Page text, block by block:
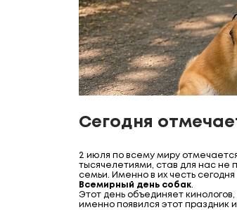
Сегодня
2 июля по всему миру
тысячелетиями, став для нас не
семьи. Именно в их честь
Всемирный день собак.
Этот день объединяет
именно появился этот праздник